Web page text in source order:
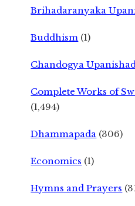
Brihadaranyaka
Buddhism (1)
Chandogya Upanishad
Complete Works of
(1,494)
Dhammapada (306)
Economics (1)
Hymns and Prayers